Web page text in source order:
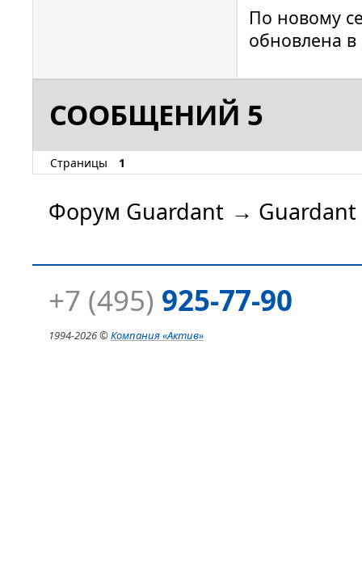
По новому
обновлена
СООБЩЕНИЙ 5
Страницы 1
Форум Guardant → Guardant
+7 (495) 925-77-90
1994-2026 ©Компания«Актив»